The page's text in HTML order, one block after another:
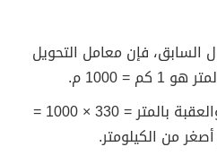
السابق، فإن معامل التحويل
= 1000 م.
إذًا طول الطريق بين عمّان والعقبة بالمتر = 330 × 1000 =